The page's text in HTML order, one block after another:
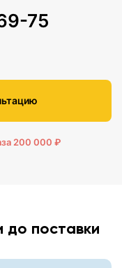
75
200 000 ₽
до поставки